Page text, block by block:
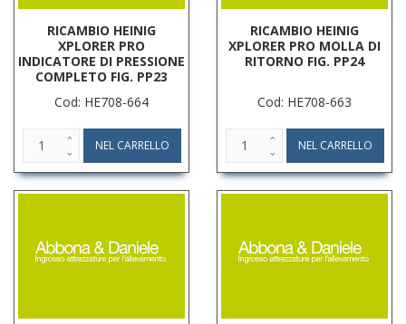
RICAMBIO HEINIG
XPLORER PRO
INDICATORE DI PRESSIONE
COMPLETO FIG. PP23
Cod: HE708-664
RICAMBIO HEINIG
XPLORER PRO MOLLA DI
RITORNO FIG. PP24
Cod: HE708-663